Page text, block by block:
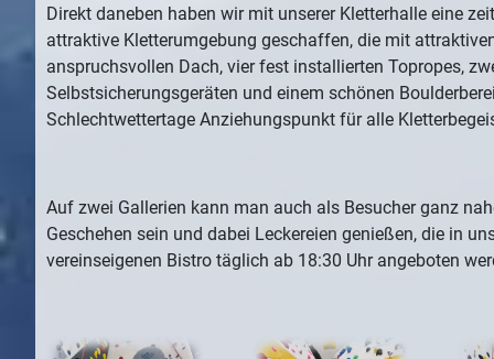
Direkt daneben haben wir mit unserer Kletterhalle eine
attraktive Kletterumgebung geschaffen, die mit
anspruchsvollen Dach, vier fest installierten Topropes,
Selbstsicherungsgeräten und einem schönen
Schlechtwettertage Anziehungspunkt für alle
Auf zwei Gallerien kann man auch als Besucher ganz
Geschehen sein und dabei Leckereien genießen, die in
vereinseigenen Bistro täglich ab 18:30 Uhr angeboten